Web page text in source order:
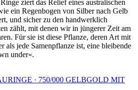
ziert das Relief eines australischen
ein Regenbogen von Silber nach Gelb
und sicher zu den handwerklich
zählt, mit denen wir in jüngerer Zeit am
Für sie ist diese Pflanze, deren Art mit
als jede Samenpflanze ist, eine bleibende
under«.
· 750/000 GELBGOLD MIT